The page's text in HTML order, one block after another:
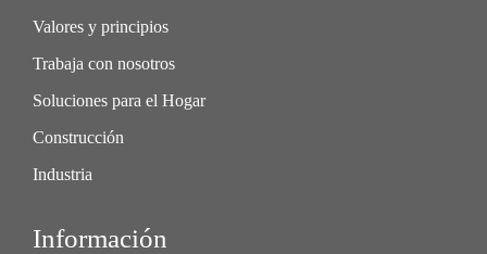
Valores y principios
Trabaja con nosotros
Soluciones para el Hogar
Construcción
Industria
Información